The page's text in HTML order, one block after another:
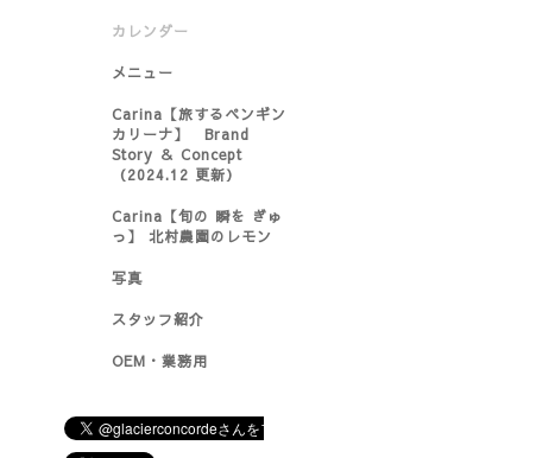
カレンダー
メニュー
Carina【旅するペンギン
カリーナ】 Brand
Story ＆ Concept
（2024.12 更新）
Carina【旬の 瞬を ぎゅ
っ】 北村農園のレモン
写真
スタッフ紹介
OEM・業務用